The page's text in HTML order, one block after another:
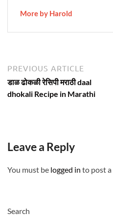
More by Harold
Post
navigation
PREVIOUS ARTICLE
article:
डाळ ढोकळी रेसिपी मराठी daal
dhokali Recipe in Marathi
Leave a Reply
You must be logged in to post
Search